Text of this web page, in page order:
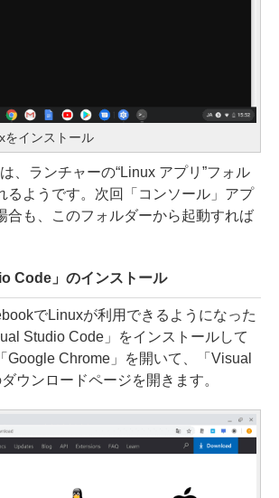
をインストール
、ランチャーの“Linux アプリ”フォル
るようです。次回「コンソール」アプ
合も、このフォルダーから起動すれば
Code」のインストール
でLinuxが利用できるようになった
Studio Code」をインストールして
Google Chrome」を開いて、「Visual
ウンロードページを開きます。